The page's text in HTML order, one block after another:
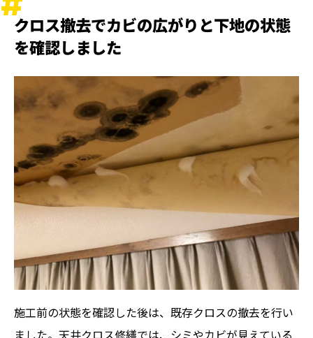
クロス撤去でカビの広がりと下地の状態
を確認しました
施工前の状態を確認した後は、既存クロスの撤去を行い